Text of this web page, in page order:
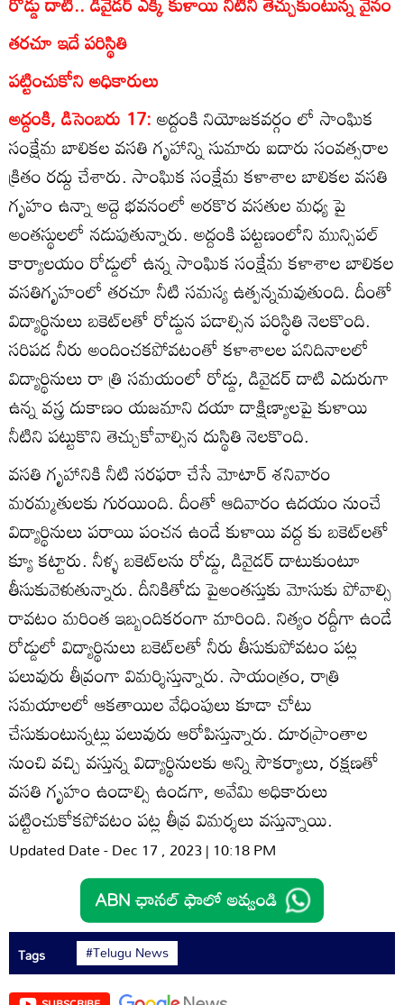
తరచూ ఇదే పరిస్థితి
పట్టించుకోని అధికారులు
అద్దంకి, డిసెంబరు 17:అద్దంకి నియోజకవర్గం లో సాంఘిక
సంక్షేమ బాలికల వసతి గృహాన్ని సుమారు ఐదారు సంవత్సరాల
క్రితం రద్దు చేశారు. సాంఘిక సంక్షేమ కళాశాల బాలికల వసతి
గృహం ఉన్నా అద్దె భవనంలో అరకొర వసతుల మధ్య పై
అంతస్థులలో నడుపుతున్నారు. అద్దంకి పట్టణంలోని మున్సిపల్‌
కార్యాలయం రోడ్డులో ఉన్న సాంఘిక సంక్షేమ కళాశాల బాలికల
వసతిగృహంలో తరచూ నీటి సమస్య ఉత్పన్నమవుతుంది. దీంతో
విద్యార్థినులు బకెట్‌లతో రోడ్డున పడాల్సిన పరిస్థితి నెలకొంది.
సరిపడ నీరు అందించకపోవటంతో కళాశాలల పనిదినాలలో
విద్యార్థినులు రా త్రి సమయంలో రోడ్డు, డివైడర్‌ దాటి ఎదురుగా
ఉన్న వస్త్ర దుకాణం యజమాని దయా దాక్షిణ్యాలపై కుళాయి
నీటిని పట్టుకొని తెచ్చుకోవాల్సిన దుస్థితి నెలకొంది.
వసతి గృహానికి నీటి సరఫరా చేసే మోటార్‌ శనివారం
మరమ్మతులకు గురయింది. దీంతో ఆదివారం ఉదయం నుంచే
విద్యార్థినులు పరాయి పంచన ఉండే కుళాయి వద్ద కు బకెట్‌లతో
క్యూ కట్టారు. నీళ్ళ బకెట్‌లను రోడ్డు, డివైడర్‌ దాటుకుంటూ
తీసుకువెళుతున్నారు. దీనికితోడు పైఅంతస్తుకు మోసుకు పోవాల్సి
రావటం మరింత ఇబ్బందికరంగా మారింది. నిత్యం రద్దీగా ఉండే
రోడ్డులో విద్యార్థినులు బకెట్‌లతో నీరు తీసుకుపోవటం పట్ల
పలువురు తీవ్రంగా విమర్శిస్తున్నారు. సాయంత్రం, రాత్రి
సమయాలలో ఆకతాయిల వేధింపులు కూడా చోటు
చేసుకుంటున్నట్లు పలువురు ఆరోపిస్తున్నారు. దూరప్రాంతాల
నుంచి వచ్చి వస్తున్న విద్యార్థినులకు అన్ని సౌకర్యాలు, రక్షణతో
వసతి గృహం ఉండాల్సి ఉండగా, అవేమి అధికారులు
పట్టించుకోకపోవటం పట్ల తీవ్ర విమర్శలు వస్తున్నాయి.
Updated Date - Dec 17 , 2023 | 10:18 PM
Tags #Telugu News